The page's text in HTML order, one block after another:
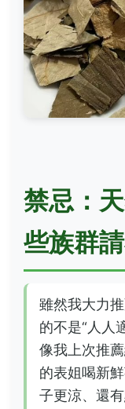
禁忌：
些族群
雖然我大力
的不是“人人
像我上次推
的表姐喝新
子更涼、還